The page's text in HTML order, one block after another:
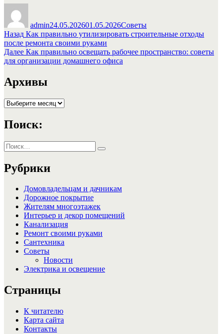
admin24.05.202601.05.2026Советы
Навигация
по
записям
Назад Предыдущая
запись:
Как правильно утилизировать строительные отходы
после ремонта своими руками
Далее Следующая
запись:
Как правильно освещать рабочее пространство: советы
для организации домашнего офиса
Архивы
Архивы
Поиск:
Искать:
Поиск
Рубрики
Домовладельцам и дачникам
Дорожное покрытие
Жителям многоэтажек
Интерьер и декор помещений
Канализация
Ремонт своими руками
Сантехника
Советы
Новости
Электрика и освещение
Страницы
К читателю
Карта сайта
Контакты